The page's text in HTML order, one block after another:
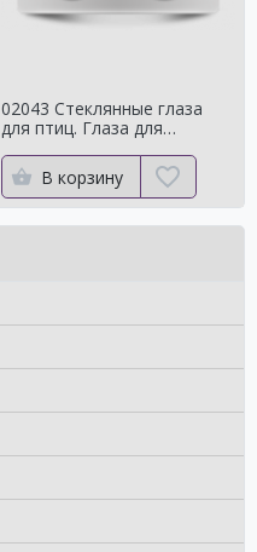
02043 Стеклянные глаза
для птиц. Глаза для
чучелаворона.
В корзину